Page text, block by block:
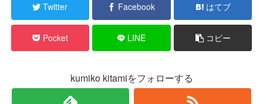
Twitter Facebook はてブ
Pocket LINE コピー
kumiko kitamiをフォローする